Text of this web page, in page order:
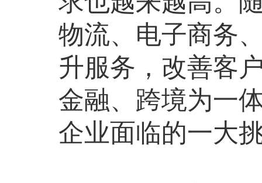
物流、电子商务
升服务，改善客
金融、跨境为一
企业面临的一大